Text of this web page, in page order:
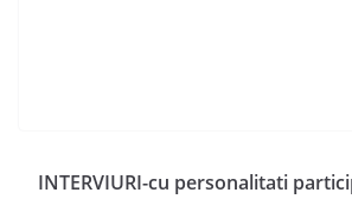
INTERVIURI-cu personalitati